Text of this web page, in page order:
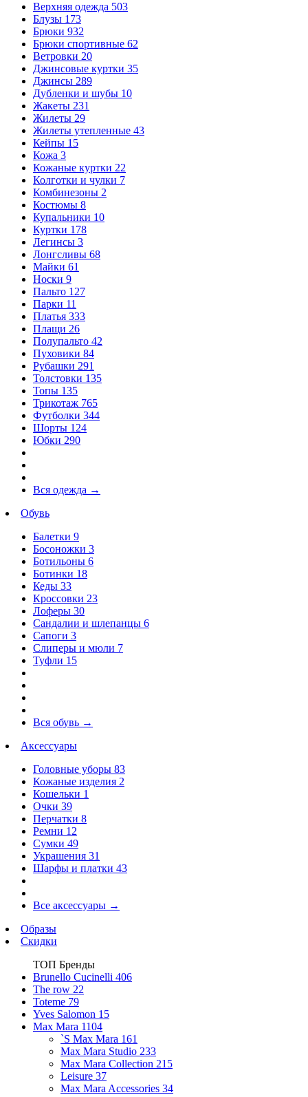
Верхняя одежда 503
Блузы 173
Брюки 932
Брюки спортивные 62
Ветровки 20
Джинсовые куртки 35
Джинсы 289
Дубленки и шубы 10
Жакеты 231
Жилеты 29
Жилеты утепленные 43
Кейпы 15
Кожа 3
Кожаные куртки 22
Колготки и чулки 7
Комбинезоны 2
Костюмы 8
Купальники 10
Куртки 178
Легинсы 3
Лонгсливы 68
Майки 61
Носки 9
Пальто 127
Парки 11
Платья 333
Плащи 26
Полупальто 42
Пуховики 84
Рубашки 291
Толстовки 135
Топы 135
Трикотаж 765
Футболки 344
Шорты 124
Юбки 290
Вся одежда →
Обувь
Балетки 9
Босоножки 3
Ботильоны 6
Ботинки 18
Кеды 33
Кроссовки 23
Лоферы 30
Сандалии и шлепанцы 6
Сапоги 3
Слиперы и мюли 7
Туфли 15
Вся обувь →
Аксессуары
Головные уборы 83
Кожаные изделия 2
Кошельки 1
Очки 39
Перчатки 8
Ремни 12
Сумки 49
Украшения 31
Шарфы и платки 43
Все аксессуары →
Образы
Скидки
ТОП Бренды
Brunello Cucinelli 406
The row 22
Toteme 79
Yves Salomon 15
Max Mara 1104
`S Max Mara 161
Max Mara Studio 233
Max Mara Collection 215
Leisure 37
Max Mara Accessories 34